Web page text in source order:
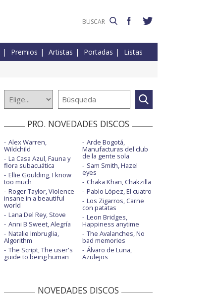
Premios Artistas Portadas Listas
PRO. NOVEDADES DISCOS
Alex Warren,
Wildchild
La Casa Azul, Fauna y
flora subacuática
Ellie Goulding, I know
too much
Roger Taylor, Violence
insane in a beautiful
world
Lana Del Rey, Stove
Anni B Sweet, Alegría
Natalie Imbruglia,
Algorithm
The Script, The user's
guide to being human
Arde Bogotá,
Manufacturas del club
de la gente sola
Sam Smith, Hazel
eyes
Chaka Khan, Chakzilla
Pablo López, El cuatro
Los Zigarros, Carne
con patatas
Leon Bridges,
Happiness anytime
The Avalanches, No
bad memories
Álvaro de Luna,
Azulejos
NOVEDADES DISCOS